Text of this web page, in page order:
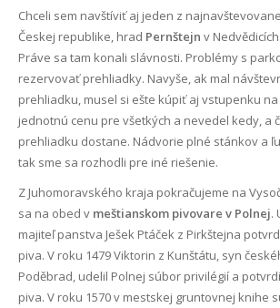
Chceli sem navštíviť aj jeden z
Českej republike, hrad Pernštejn v
Práve sa tam konali slávnosti. Problémy s
rezervovať prehliadky. Navyše, ak mal
prehliadku, musel si ešte kúpiť aj vstupenku
jednotnú cenu pre všetkých a nevedel kedy, a
prehliadku dostane. Nádvorie plné stánkov a
tak sme sa rozhodli pre iné riešenie.
Z Juhomoravského kraja pokračujeme na
sa na obed v meštianskom pivovare v Polnej.
majiteľ panstva Ješek Ptáček z Pirkštejna
piva. V roku 1479 Viktorin z Kunštátu, syn
Poděbrad, udelil Polnej súbor privilégií a
piva. V roku 1570 v mestskej gruntovnej knihe